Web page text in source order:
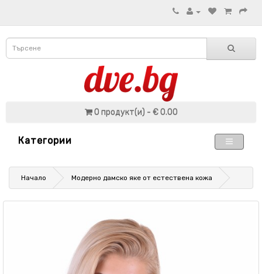
0 продукт(и) - € 0.00
Категории
Начало Модерно дамско яке от естествена кожа